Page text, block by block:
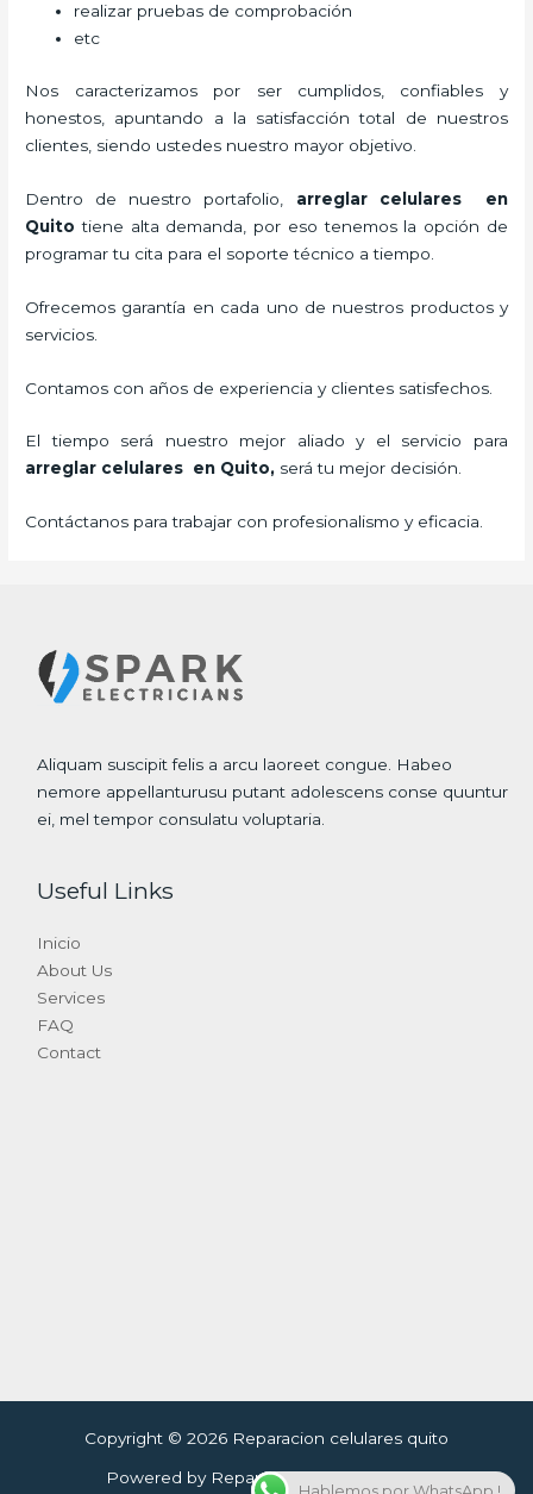
realizar pruebas de comprobación
etc
Nos caracterizamos por ser cumplidos, confiables y
honestos, apuntando a la satisfacción total de nuestros
clientes, siendo ustedes nuestro mayor objetivo.
Dentro de nuestro portafolio, arreglar celulares en
Quito tiene alta demanda, por eso tenemos la opción de
programar tu cita para el soporte técnico a tiempo.
Ofrecemos garantía en cada uno de nuestros productos y
servicios.
Contamos con años de experiencia y clientes satisfechos.
El tiempo será nuestro mejor aliado y el servicio para
arreglar celulares en Quito, será tu mejor decisión.
Contáctanos para trabajar con profesionalismo y eficacia.
Aliquam suscipit felis a arcu laoreet congue. Habeo
nemore appellanturusu putant adolescens conse quuntur
ei, mel tempor consulatu voluptaria.
Useful Links
Inicio
About Us
Services
FAQ
Contact
Copyright © 2026 Reparacion celulares quito
Powered by Reparacion celulares quito